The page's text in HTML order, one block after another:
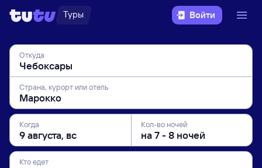
Туры Войти
Откуда
Страна, курорт или отель
Когда Кол-во ночей
Кто едет